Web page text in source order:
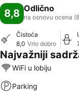
8,8 Odlično
na osnovu ocena
Čistoća
8,0 Vrlo dobro
Najvažniji
WiFi u lobiju
Parking